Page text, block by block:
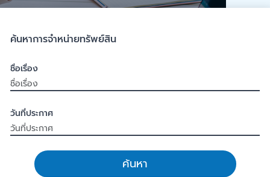
ค้นหาการจำหน่ายทรัพย์สิน
ชื่อเรื่อง
วันที่ประกาศ
ค้นหา